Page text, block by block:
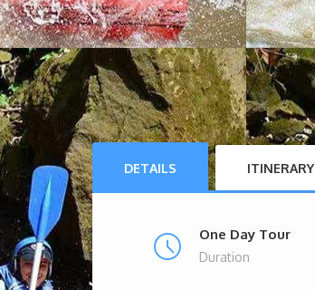
DETAILS ITINERARY
One Day Tour
Duration